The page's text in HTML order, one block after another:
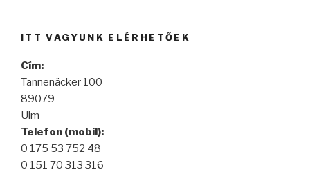
ITT VAGYUNK ELÉRHETŐEK
Cím:
Tannenäcker 100
89079
Ulm
Telefon (mobil):
0 175 53 752 48
0 151 70 313 316